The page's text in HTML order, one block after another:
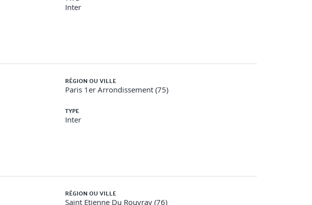
Inter
RÉGION OU VILLE
Paris 1er Arrondissement (75)
TYPE
Inter
RÉGION OU VILLE
Saint Etienne Du Rouvray (76)